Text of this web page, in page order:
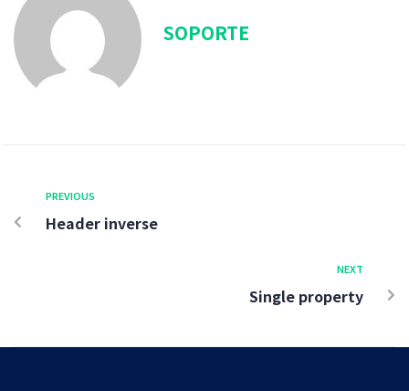
SOPORTE
PREVIOUS
Header inverse
NEXT
Single property